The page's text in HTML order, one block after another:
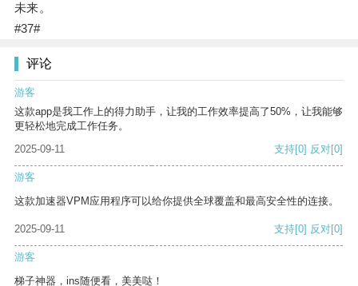
未来。
#37#
评论
游客
这款app是我工作上的得力助手，让我的工作效率提高了50%，让我能够
更轻松地完成工作任务。
2025-09-11
支持[0] 反对[0]
游客
这款加速器VPM应用程序可以给你提供全球覆盖和最高安全性的连接。
2025-09-11 支持[0] 反对[0]
游客
梯子神器，ins随便看，美美哒！